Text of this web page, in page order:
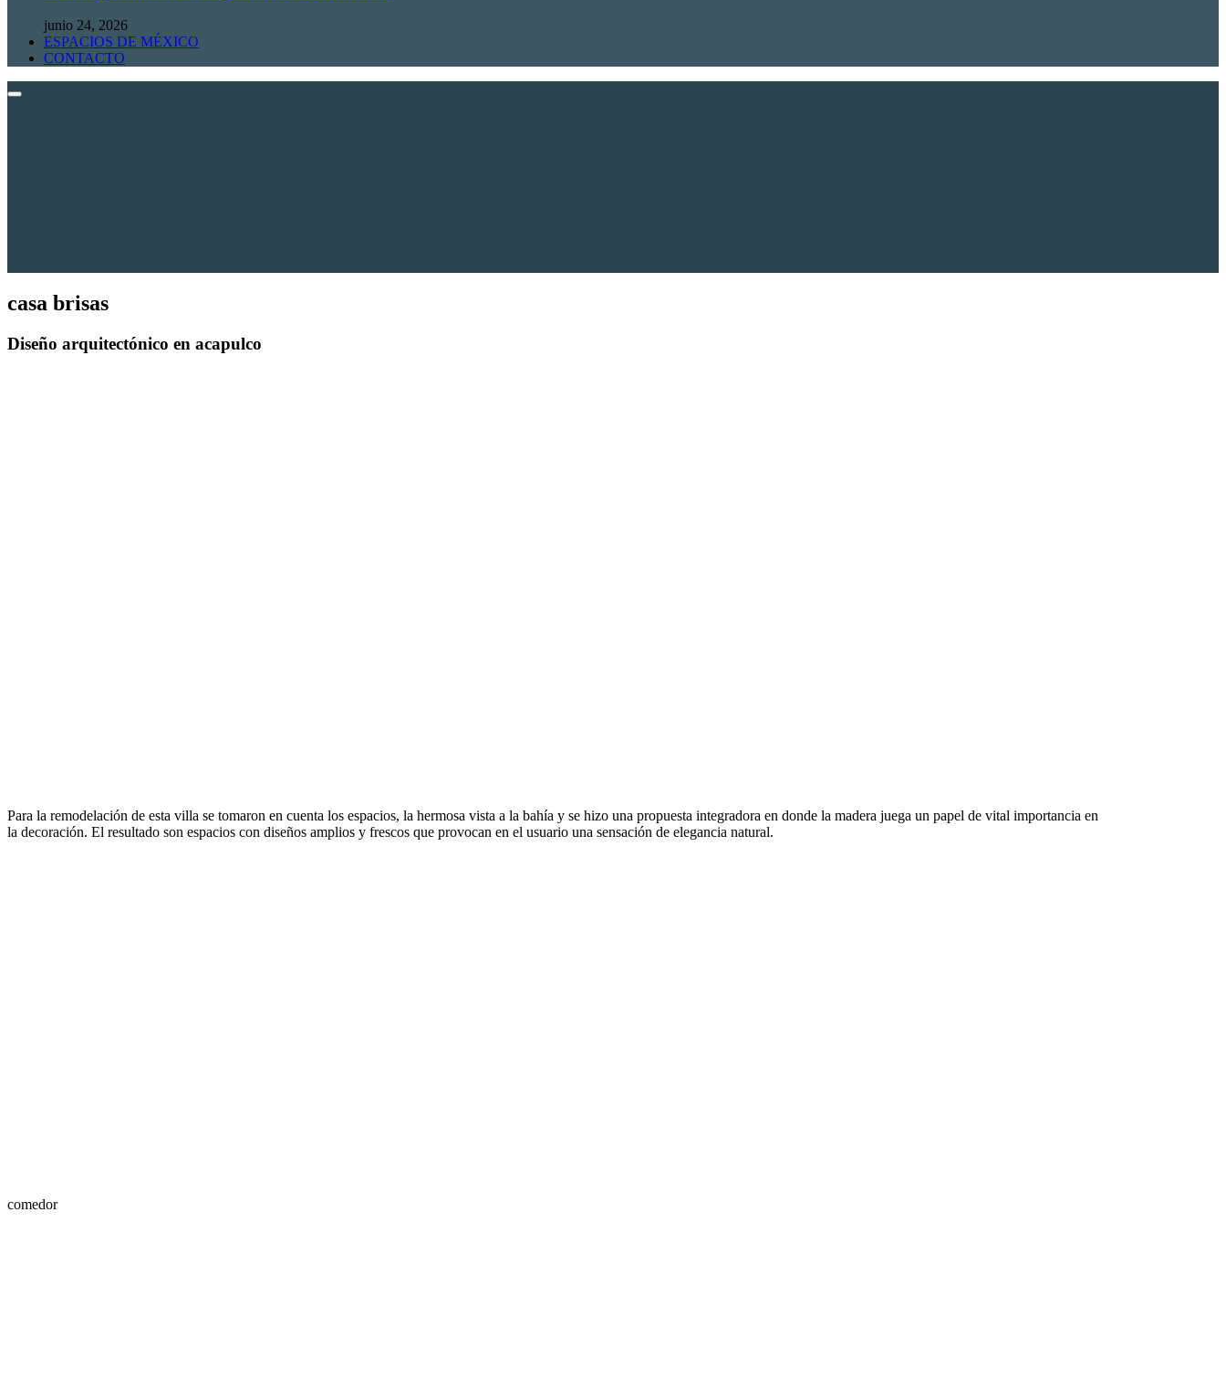
junio 24, 2026
ESPACIOS DE MÉXICO
CONTACTO
casa brisas
Diseño arquitectónico en acapulco
Para la remodelación de esta villa se tomaron en cuenta los espacios, la hermosa vista a la bahía y se hizo una propuesta integradora en donde la madera juega un papel de vital importancia en
la decoración. El resultado son espacios con diseños amplios y frescos que provocan en el usuario una sensación de elegancia natural.
comedor